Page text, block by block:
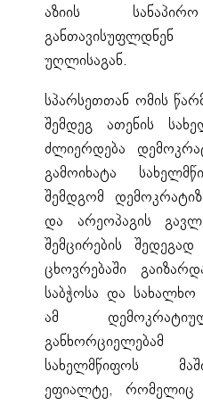
აზიის
უღლისაგან.
სპარსეთთან ომის
შემდეგ ათენის
ძლიერდება
გამოიხატა
შემდგომ
და არეოპაგის
შემცირების
ცხოვრებაში
საბჭოსა და სახალხო
ამ
სახელმწიფოს
ეფიალტე, რომელიც